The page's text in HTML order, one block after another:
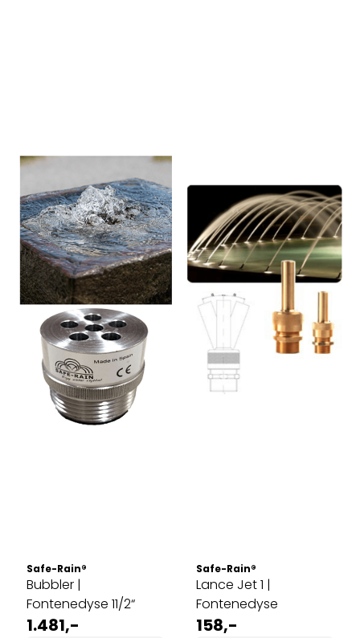
Safe-Rain®
Bubbler |
Fontenedyse 11/2“
1.481,-
Safe-Rain®
Lance Jet 1 |
Fontenedyse
158,-